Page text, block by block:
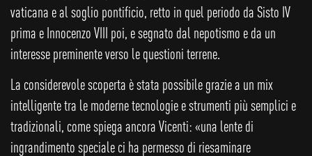
vaticana e al soglio pontificio, retto in quel periodo da Sisto IV
prima e Innocenzo VIII poi, e segnato dal nepotismo e da un
interesse preminente verso le questioni terrene.
La considerevole scoperta è stata possibile grazie a un mix
intelligente tra le moderne tecnologie e strumenti più semplici e
tradizionali, come spiega ancora Vicenti: «una lente di
ingrandimento speciale ci ha permesso di riesaminare